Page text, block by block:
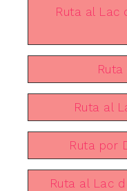
Ruta al Lac
Ruta al
Ruta por
Ruta al Lac